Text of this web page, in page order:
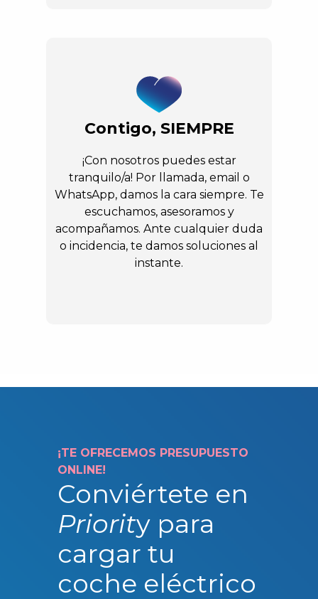
Contigo, SIEMPRE
¡Con nosotros puedes estar
tranquilo/a! Por llamada, email o
WhatsApp, damos la cara siempre. Te
escuchamos, asesoramos y
acompañamos. Ante cualquier duda
o incidencia, te damos soluciones al
instante.
¡TE OFRECEMOS PRESUPUESTO
ONLINE!
Conviértete en
Priority para
cargar tu
coche eléctrico